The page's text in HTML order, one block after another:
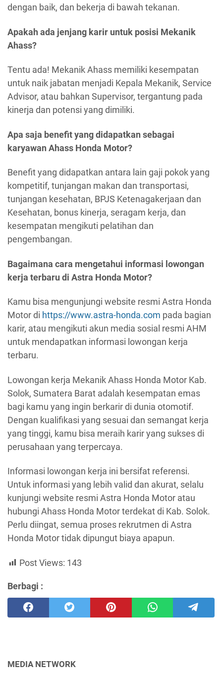
dengan baik, dan bekerja di bawah tekanan.
Apakah ada jenjang karir untuk posisi Mekanik
Ahass?
Tentu ada! Mekanik Ahass memiliki kesempatan
untuk naik jabatan menjadi Kepala Mekanik, Service
Advisor, atau bahkan Supervisor, tergantung pada
kinerja dan potensi yang dimiliki.
Apa saja benefit yang didapatkan sebagai
karyawan Ahass Honda Motor?
Benefit yang didapatkan antara lain gaji pokok yang
kompetitif, tunjangan makan dan transportasi,
tunjangan kesehatan, BPJS Ketenagakerjaan dan
Kesehatan, bonus kinerja, seragam kerja, dan
kesempatan mengikuti pelatihan dan
pengembangan.
Bagaimana cara mengetahui informasi lowongan
kerja terbaru di Astra Honda Motor?
Kamu bisa mengunjungi website resmi Astra Honda
Motor di https://www.astra-honda.com pada bagian
karir, atau mengikuti akun media sosial resmi AHM
untuk mendapatkan informasi lowongan kerja
terbaru.
Lowongan kerja Mekanik Ahass Honda Motor Kab.
Solok, Sumatera Barat adalah kesempatan emas
bagi kamu yang ingin berkarir di dunia otomotif.
Dengan kualifikasi yang sesuai dan semangat kerja
yang tinggi, kamu bisa meraih karir yang sukses di
perusahaan yang terpercaya.
Informasi lowongan kerja ini bersifat referensi.
Untuk informasi yang lebih valid dan akurat, selalu
kunjungi website resmi Astra Honda Motor atau
hubungi Ahass Honda Motor terdekat di Kab. Solok.
Perlu diingat, semua proses rekrutmen di Astra
Honda Motor tidak dipungut biaya apapun.
Post Views: 143
Berbagi :
MEDIA NETWORK